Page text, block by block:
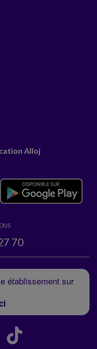
Alloj
70
établissement sur